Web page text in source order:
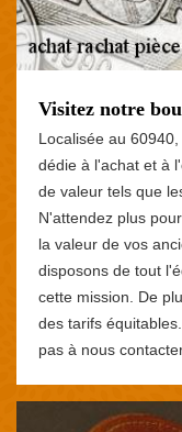
Visitez notre
Localisée au
dédie à l'achat et à
de valeur tels que
N'attendez plus
la valeur de vos
disposons de tout
cette mission. De
des tarifs
pas à nous